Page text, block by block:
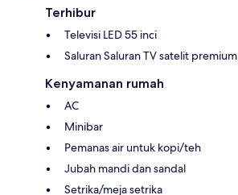
Terhibur
Televisi LED 55 inci
Saluran Saluran TV satelit premium
Kenyamanan rumah
AC
Minibar
Pemanas air untuk kopi/teh
Jubah mandi dan sandal
Setrika/meja setrika